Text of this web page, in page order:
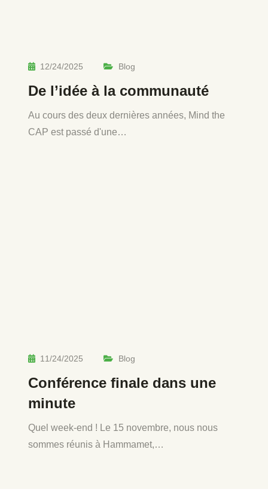
12/24/2025 Blog
De l’idée à la communauté
Au cours des deux dernières années, Mind the
CAP est passé d'une…
11/24/2025 Blog
Conférence finale dans une
minute
Quel week-end ! Le 15 novembre, nous nous
sommes réunis à Hammamet,…